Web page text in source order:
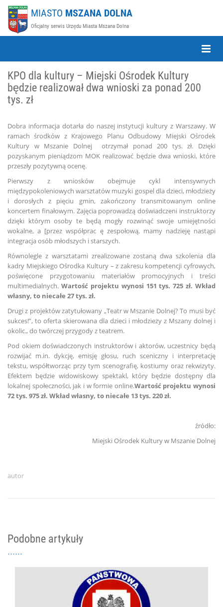
MIASTO MSZANA DOLNA
Oficjalny serwis Urzędu Miasta Mszana Dolna
Toggle
KPO dla kultury – Miejski Ośrodek Kultury
będzie realizował dwa wnioski za ponad 200
tys. zł
Dobra informacja dotarła do naszej instytucji kultury z Warszawy. W
ramach środków z Krajowego Planu Odbudowy Miejski Ośrodek
Kultury w Mszanie Dolnej otrzymał ponad 200 tys. zł. Dzięki
pozyskanym pieniądzom MOK realizować będzie dwa wnioski, które
przeszły pozytywną ocenę.
Pierwszy z wniosków obejmuje cykl intensywnych
międzypokoleniowych warsztatów muzyki gospel dla dzieci, młodzieży
i dorosłych z pięciu gmin, zakończony transmitowanym online
koncertem finałowym. Zajęcia poprowadzą doświadczeni instruktorzy
dzięki którym osoby te będą mogły rozwinąć swoje umiejętności
wokalne, a [przez współprac ę zespołową, mamy nadzieję nastąpi
integracja osób młodszych i starszych.
Równolegle z warsztatami zrealizowane zostaną dwa szkolenia dla
kadry Miejskiego Ośrodka Kultury – z zakresu kompetencji cyfrowych,
poświęcone przygotowaniu materiałów promocyjnych i treści
multimedialnych. Wartość projektu wynosi 151 tys. 725 zł. Wkład
własny, to niecałe 27 tys. zł.
Drugi z projektów zatytułowany „Teatr w Mszanie Dolnej? To musi być
sukces!”, to oferta skierowana dla dzieci i młodzieży z Mszany dolnej i
okolic., do twórczej przygody z teatrem.
Pod okiem doświadczonych instruktorów i aktorów, uczestnicy będą
rozwijać m.in. dykcję, emisję głosu, ruch sceniczny i interpretację
tekstu, współtworząc przy tym scenografię, kostiumy oraz rekwizyty.
Efektem będzie widowiskowy spektakl, który będzie dostępny dla
lokalnej społeczności, jak i w formie online.Wartość projektu wynosi
72 tys. 975 zł. Wkład własny, to niecałe 13 tys. 220 zł.
źródło:
Miejski Ośrodek Kultury w Mszanie Dolnej
autor
Podobne artykuły